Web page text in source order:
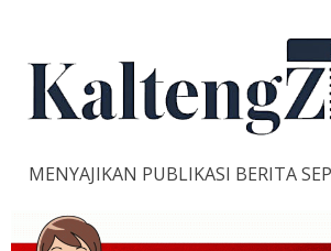
content
MENYAJIKAN PUBLIKASI BERITA